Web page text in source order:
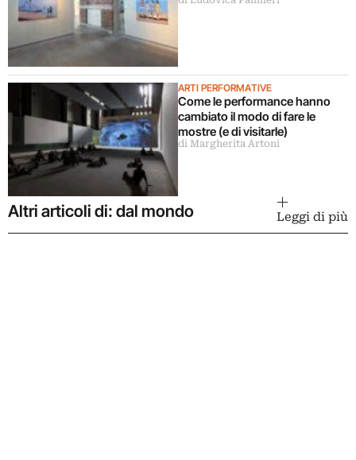
ARTI PERFORMATIVE
Come le performance hanno
cambiato il modo di fare le
mostre (e di visitarle)
di Margherita Artoni
Altri articoli di: dal mondo Leggi di più